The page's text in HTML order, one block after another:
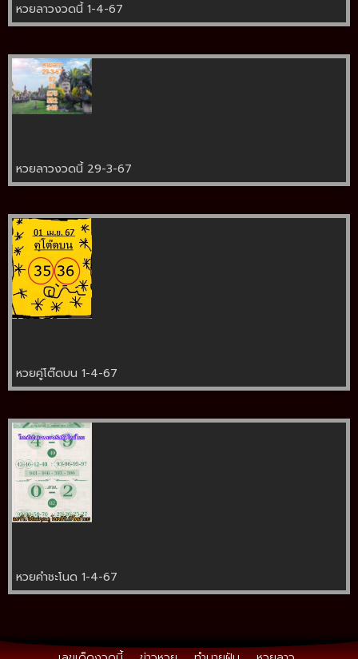
หวยลาวงวดนี้ 1-4-67
หวยลาวงวดนี้ 29-3-67
หวยคู่โต๊ดบน 1-4-67
หวยคำชะโนด 1-4-67